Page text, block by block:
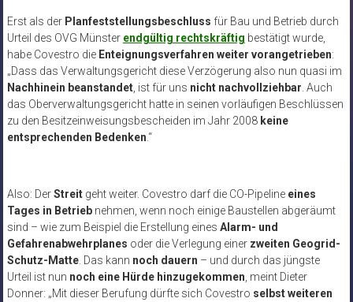
Erst als der Planfeststellungsbeschluss für Bau und Betrieb durch
Urteil des OVG Münster endgültig rechtskräftig bestätigt wurde,
habe Covestro die Enteignungsverfahren weiter vorangetrieben:
„Dass das Verwaltungsgericht diese Verzögerung also nun quasi im
Nachhinein beanstandet, ist für uns nicht nachvollziehbar . Auch
das Oberverwaltungsgericht hatte in seinen vorläufigen Beschlüssen
zu den Besitzeinweisungsbescheiden im Jahr 2008 keine
entsprechenden Bedenken .“
Also: DerStreitgeht weiter. Covestro darf die CO-Pipeline eines
Tages in Betriebnehmen, wenn noch einige Baustellen abgeräumt
sind – wie zum Beispiel die Erstellung eines Alarm- und
Gefahrenabwehrplanes oder die Verlegung einer zweiten Geogrid-
Schutz-Matte. Das kann noch dauern – und durch das jüngste
Urteil ist nun noch eine Hürde hinzugekommen , meint Dieter
Donner: „Mit dieser Berufung dürfte sich Covestro selbst weiteren